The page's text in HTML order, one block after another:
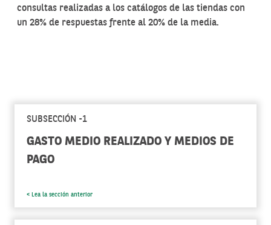
consultas realizadas a los catálogos de las tiendas con
un 28% de respuestas frente al 20% de la media.
SUBSECCIÓN -1
GASTO MEDIO REALIZADO Y MEDIOS DE
PAGO
< Lea la sección anterior